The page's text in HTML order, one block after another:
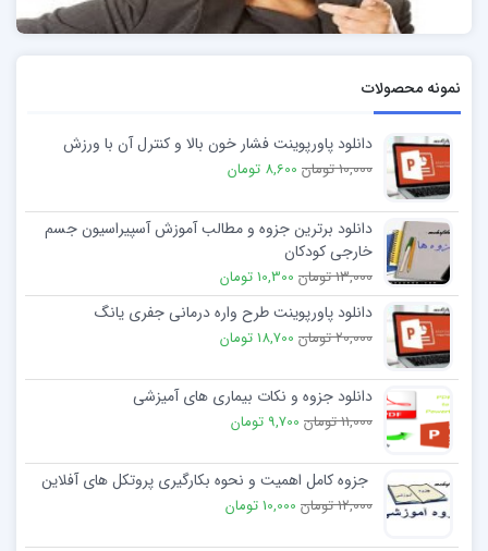
نمونه محصولات
دانلود پاورپوینت فشار خون بالا و کنترل آن با ورزش
10,000 تومان 8,600 تومان
دانلود برترین جزوه و مطالب آموزش آسپیراسیون جسم
خارجی کودکان
13,000 تومان 10,300 تومان
دانلود پاورپوینت طرح واره درمانی جفری یانگ
20,000 تومان 18,700 تومان
دانلود جزوه و نکات بیماری های آمیزشی
11,000 تومان 9,700 تومان
جزوه کامل اهمیت و نحوه بکارگیری پروتکل های آفلاین
12,000 تومان 10,000 تومان